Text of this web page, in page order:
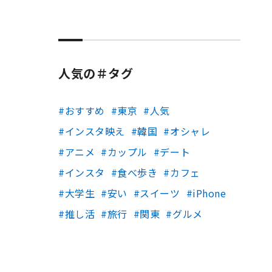
人気の＃タグ
おすすめ 東京
人気
インスタ映え
韓国
オシャレ
アニメ
カップル
デート
インスタ
食べ歩き
カフェ
大学生
安い スイーツ
iPhone
推し活
旅行 関東 グルメ